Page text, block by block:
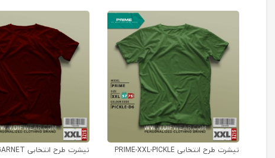
تیشرت طرح انتخابی PRIME-XXL-PICKLE تیشرت طرح انتخابی PRIME-XXL-GARNET